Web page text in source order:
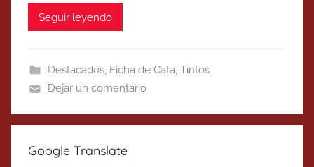
Seguir leyendo
Destacados, Ficha de Cata, Tintos
Dejar un comentario
Google Translate